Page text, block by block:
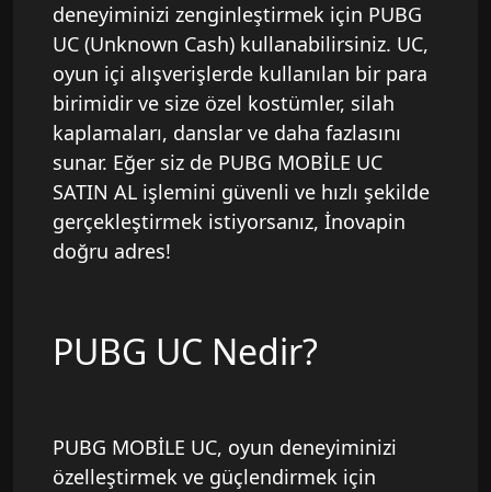
deneyiminizi zenginleştirmek için PUBG
UC (Unknown Cash) kullanabilirsiniz. UC,
oyun içi alışverişlerde kullanılan bir para
birimidir ve size özel kostümler, silah
kaplamaları, danslar ve daha fazlasını
sunar. Eğer siz de PUBG MOBİLE UC
SATIN AL işlemini güvenli ve hızlı şekilde
gerçekleştirmek istiyorsanız, İnovapin
doğru adres!
PUBG UC Nedir?
PUBG MOBİLE UC, oyun deneyiminizi
özelleştirmek ve güçlendirmek için